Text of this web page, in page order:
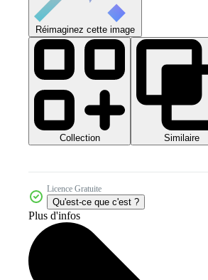
Réimaginez cette image
Collection Similaire
Licence Gratuite
Qu'est-ce que c'est ?
Plus d'infos